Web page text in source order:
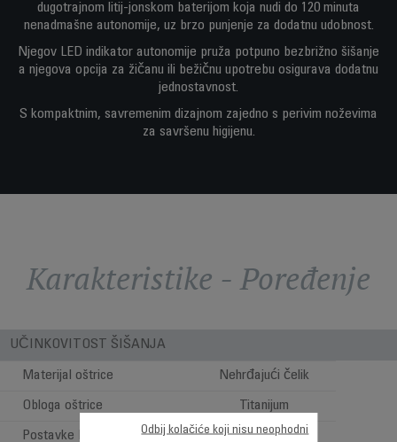
dugotrajnom litij-jonskom baterijom koja nudi do 120 minuta
nenadmašne autonomije, uz brzo punjenje za dodatnu udobnost.
Njegov LED indikator autonomije pruža potpuno bezbrižno šišanje
a njegova opcija za žičanu ili bežičnu upotrebu osigurava dodatnu
jednostavnost.
S kompaktnim, savremenim dizajnom zajedno s perivim noževima
za savršenu higijenu.
Karakteristike - Poređenje
UČINKOVITOST ŠIŠANJA
Materijal oštrice Nehrđajući čelik
Obloga oštrice Titanijum
Postavke brzine 1
Odbij kolačiće koji nisu neophodni